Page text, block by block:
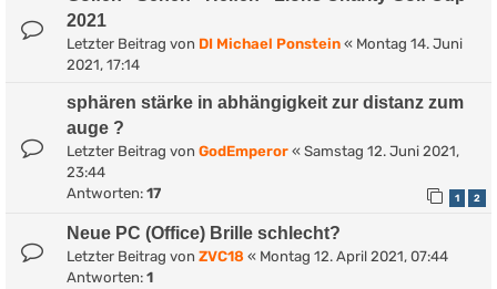
2021
Letzter Beitrag von DI Michael Ponstein « Montag 14. Juni
2021, 17:14
sphären stärke in abhängigkeit zur distanz zum
auge ?
Letzter Beitrag von GodEmperor « Samstag 12. Juni 2021,
23:44
Antworten: 17 1 2
Neue PC (Office) Brille schlecht?
Letzter Beitrag von ZVC18 « Montag 12. April 2021, 07:44
Antworten: 1